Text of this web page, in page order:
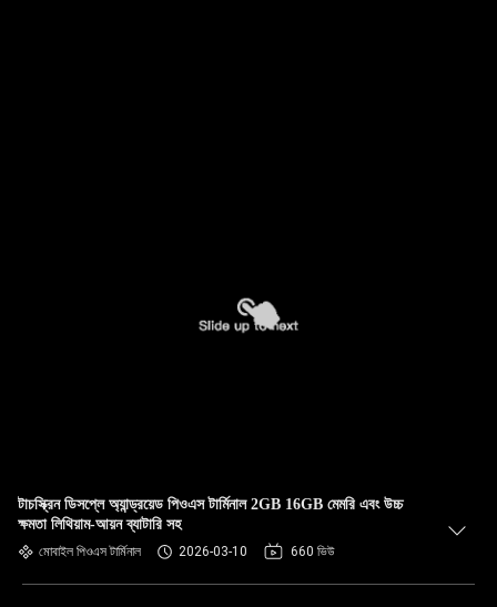
টাচস্ক্রিন ডিসপ্লে অ্যান্ড্রয়েড পিওএস টার্মিনাল 2GB 16GB মেমরি এবং উচ্চ
ক্ষমতা লিথিয়াম-আয়ন ব্যাটারি সহ
মোবাইল পিওএস টার্মিনাল 2026-03-10 660 ভিউ